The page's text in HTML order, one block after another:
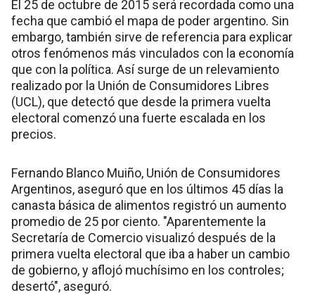
El 25 de octubre de 2015 será recordada como una
fecha que cambió el mapa de poder argentino. Sin
embargo, también sirve de referencia para explicar
otros fenómenos más vinculados con la economía
que con la política. Así surge de un relevamiento
realizado por la Unión de Consumidores Libres
(UCL), que detectó que desde la primera vuelta
electoral comenzó una fuerte escalada en los
precios.
Fernando Blanco Muiño, Unión de Consumidores
Argentinos, aseguró que en los últimos 45 días la
canasta básica de alimentos registró un aumento
promedio de 25 por ciento. "Aparentemente la
Secretaría de Comercio visualizó después de la
primera vuelta electoral que iba a haber un cambio
de gobierno, y aflojó muchísimo en los controles;
desertó", aseguró.